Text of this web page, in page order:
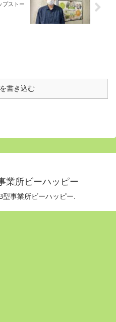
プストー
書き込む
業所ビーハッピー
事業所ビーハッピー.